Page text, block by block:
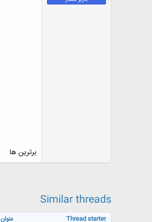
ض
برترین ها
Similar threads
Thread starter عنوان